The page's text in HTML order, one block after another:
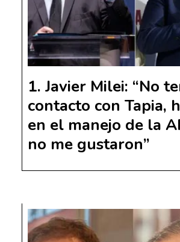
Javier Milei: “No
contacto con Tapia,
en el manejo de la
no me gustaron”